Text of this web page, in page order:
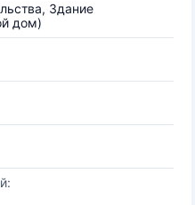
Здание
дом)